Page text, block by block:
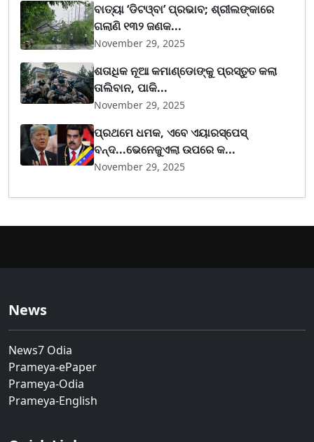
ବାତ୍ୟା ‘ଡିଟଓ୍ବା’ ପ୍ରଭାବ; ଶ୍ରୀଲଙ୍କାରେ
ଗଲାଣି ୧୩୨ ଜଣକ...
November 29, 2025
ଶତାଧିକ ନୂଆ କମାଣ୍ଡୋଙ୍କୁ ପ୍ରସ୍ତୁତ କଲା
ତାଲିବାନ, ପାକି...
November 29, 2025
ପ୍ରଥମେ ଧମକ, ଏବେ ଏୟାରସ୍ପେସ୍
ବନ୍ଦ...ଭେନେଜୁଏଲା ଉପରେ କ...
November 29, 2025
News
News7 Odia
Prameya-ePaper
Prameya-Odia
Prameya-English